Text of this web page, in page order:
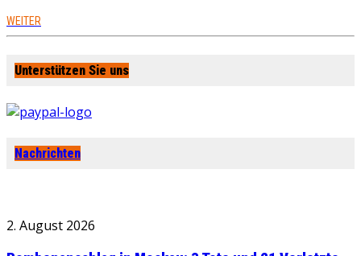
WEITER
Unterstützen Sie uns
Nachrichten
2. August 2026